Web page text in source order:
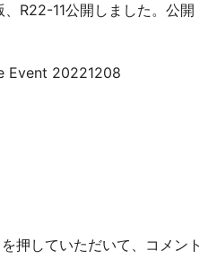
R22-11公開しました。公開
Event 20221208
押していただいて、コメント